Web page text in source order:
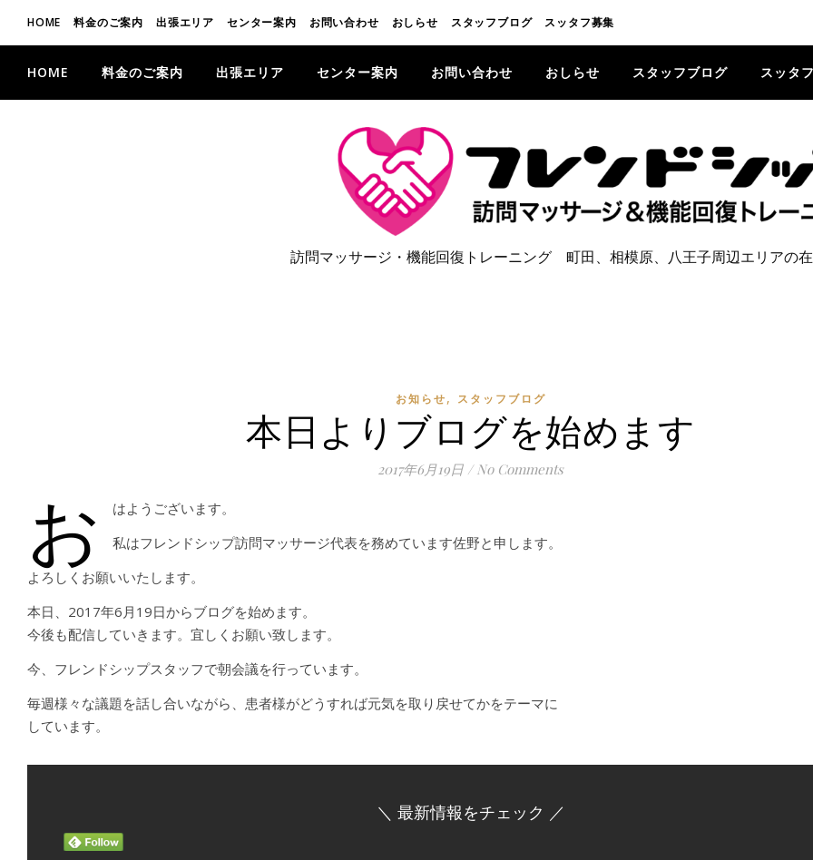
HOME 料金のご案内 出張エリア センター案内 お問い合わせ おしらせ スタッフブログ スッタフ募集
HOME 料金のご案内 出張エリア センター案内 お問い合わせ おしらせ スタッフブログ スッタ
訪問マッサージ・機能回復トレーニング 町田、相模原、八王子周辺エリアの
お知らせ, スタッフブログ
本日よりブログを始めます
2017年6月19日 / No Comments
お
はようございます。
私はフレンドシップ訪問マッサージ代表を務めています佐野と申します。
よろしくお願いいたします。
本日、2017年6月19日からブログを始めます。
今後も配信していきます。宜しくお願い致します。
今、フレンドシップスタッフで朝会議を行っています。
毎週様々な議題を話し合いながら、患者様がどうすれば元気を取り戻せてかをテーマに
しています。
＼ 最新情報をチェック ／